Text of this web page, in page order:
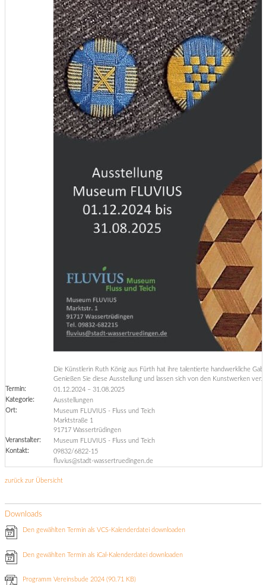
Die Künstlerin Ruth König aus Fürth hat ihre talentierte handwerkliche
Genießen Sie diese Ausstellung und lassen sich von den Kunstwerken
Termin:
01.12.2024 –31.08.2025
Kategorie:
Ausstellungen
Ort:
Museum FLUVIUS - Fluss und Teich
Marktstraße 1
91717 Wassertrüdingen
Veranstalter:
Museum FLUVIUS - Fluss und Teich
Kontakt:
09832/6822-15
fluvius@stadt-wassertruedingen.de
zurück zur Übersicht
Downloads
Den gewählten Termin als VCS-Kalenderdatei downloaden
Den gewählten Termin als iCal-Kalenderdatei downloaden
Programm Vereinsbude 2024(90.71 KB)